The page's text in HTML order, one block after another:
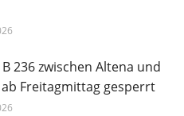
B 236 zwischen Altena und
Freitagmittag gesperrt